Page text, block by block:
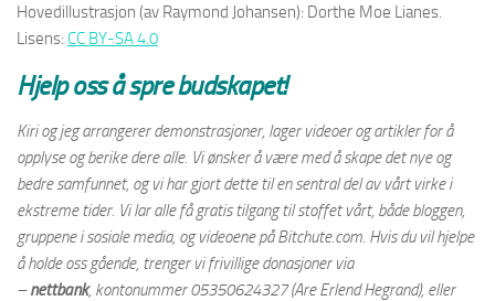
Hovedillustrasjon (av Raymond Johansen): Dorthe Moe Lianes.
Lisens: CC BY-SA 4.0
Hjelp oss å spre budskapet!
Kiri og jeg arrangerer demonstrasjoner, lager videoer og artikler for å
opplyse og berike dere alle. Vi ønsker å være med å skape det nye og
bedre samfunnet, og vi har gjort dette til en sentral del av vårt virke i
ekstreme tider. Vi lar alle få gratis tilgang til stoffet vårt, både bloggen,
gruppene i sosiale media, og videoene på Bitchute.com. Hvis du vil hjelpe
å holde oss gående, trenger vi frivillige donasjoner via
–nettbank, kontonummer 05350624327 (Are Erlend Hegrand), eller